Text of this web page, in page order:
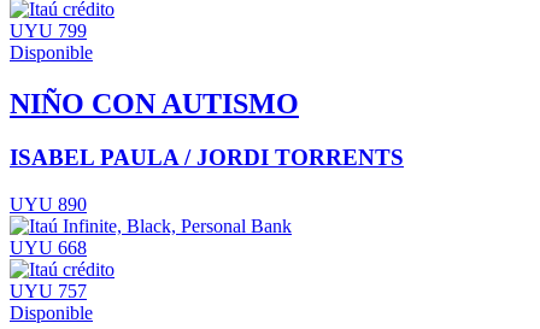
UYU 799
Disponible
NIÑO CON AUTISMO
ISABEL PAULA / JORDI TORRENTS
UYU 890
UYU 668
UYU 757
Disponible